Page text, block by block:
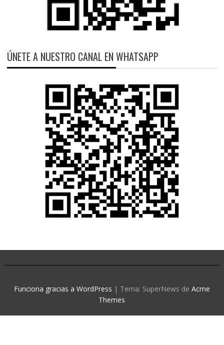
ÚNETE A NUESTRO CANAL EN WHATSAPP
Funciona gracias a WordPress | Tema: SuperNews de Acme
Themes